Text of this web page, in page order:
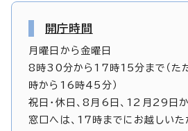
開庁時間
月曜日から金曜日
8時30分から17時15分まで（た
時から16時45分）
祝日・休日、8月6日、12月29日
窓口へは、17時までにお越しいた